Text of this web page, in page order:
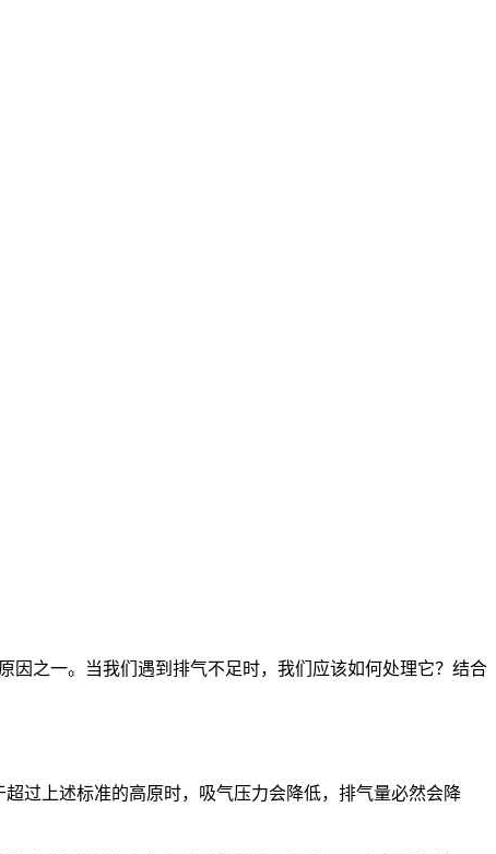
因之一。当我们遇到排气不足时，我们应该如何处理它？结合
过上述标准的高原时，吸气压力会降低，排气量必然会降